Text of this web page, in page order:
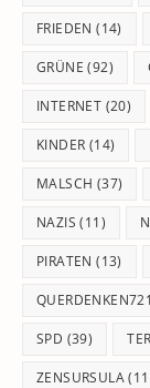
FRIEDEN (14)
GRÜNE (92)
INTERNET (20)
KINDER (14)
MALSCH (37)
NAZIS (11)
PIRATEN (13)
QUERDENKEN721
SPD (39)
ZENSURSULA